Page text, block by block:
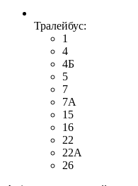
Тралейбус:
1
4
4Б
5
7
7А
15
16
22
22А
26